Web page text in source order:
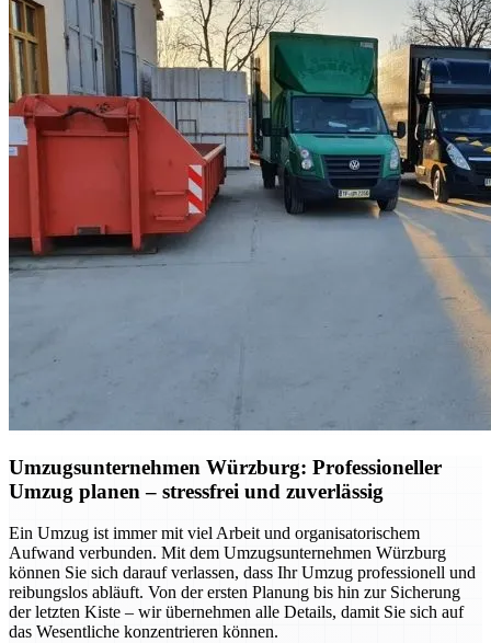
Umzugsunternehmen Würzburg: Professioneller
Umzug planen – stressfrei und zuverlässig
Ein Umzug ist immer mit viel Arbeit und organisatorischem
Aufwand verbunden. Mit dem Umzugsunternehmen Würzburg
können Sie sich darauf verlassen, dass Ihr Umzug professionell und
reibungslos abläuft. Von der ersten Planung bis hin zur Sicherung
der letzten Kiste – wir übernehmen alle Details, damit Sie sich auf
das Wesentliche konzentrieren können.